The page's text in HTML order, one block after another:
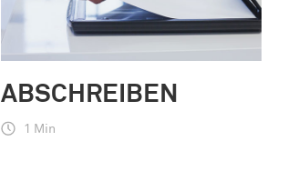
ABSCHREIBEN
1 Min